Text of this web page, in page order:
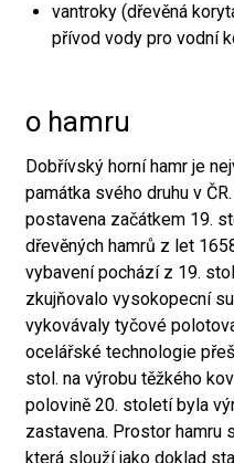
vantroky (dřevěná
přívod vody pro vodní
o hamru
Dobřívský horní hamr je
památka svého druhu v
postavena začátkem 19.
dřevěných hamrů z let
vybavení pochází z 19.
zkujňovalo vysokopecní
vykovávaly tyčové
ocelářské technologie
stol. na výrobu těžkého
polovině 20. století byla
zastavena. Prostor hamru
která slouží jako doklad